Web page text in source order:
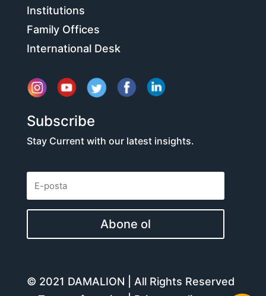
Institutions
Family Offices
International Desk
Subscribe
Stay Current with our latest insights.
Abone ol
© 2021 DAMALION | All Rights Reserved